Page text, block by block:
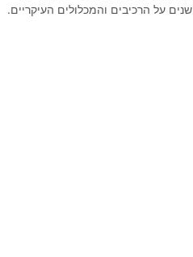
על הרכיבים והמכלולים העיקריים.